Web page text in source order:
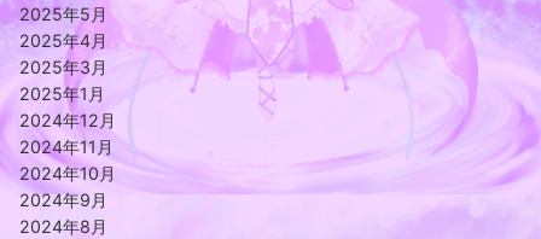
2025年5月
2025年4月
2025年3月
2025年1月
2024年12月
2024年11月
2024年10月
2024年9月
2024年8月